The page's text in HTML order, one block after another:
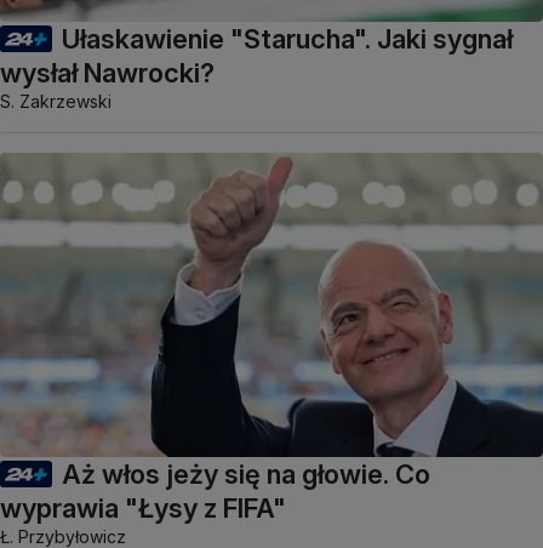
Ułaskawienie "Starucha". Jaki sygnał
wysłał Nawrocki?
S. Zakrzewski
Aż włos jeży się na głowie. Co
wyprawia "Łysy z FIFA"
Ł. Przybyłowicz